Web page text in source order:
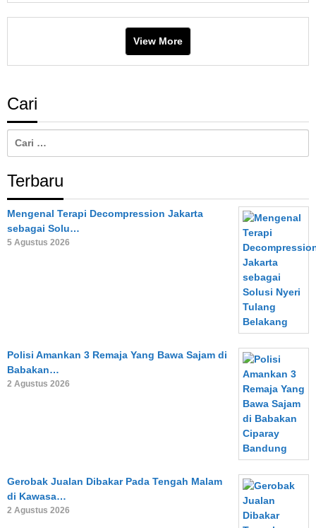
View More
Cari
Terbaru
Mengenal Terapi Decompression Jakarta
sebagai Solu…
5 Agustus 2026
Polisi Amankan 3 Remaja Yang Bawa Sajam di
Babakan…
2 Agustus 2026
Gerobak Jualan Dibakar Pada Tengah Malam
di Kawasa…
2 Agustus 2026